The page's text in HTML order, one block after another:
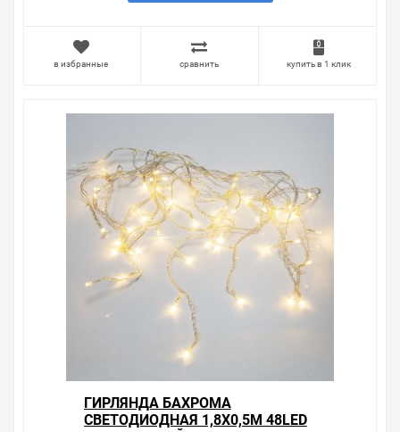
в избранные сравнить купить в 1 клик
ГИРЛЯНДА БАХРОМА
СВЕТОДИОДНАЯ 1,8Х0,5М 48LED